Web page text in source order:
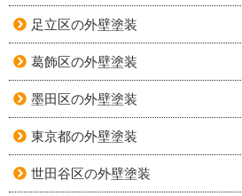
足立区の外壁塗装
葛飾区の外壁塗装
墨田区の外壁塗装
東京都の外壁塗装
世田谷区の外壁塗装